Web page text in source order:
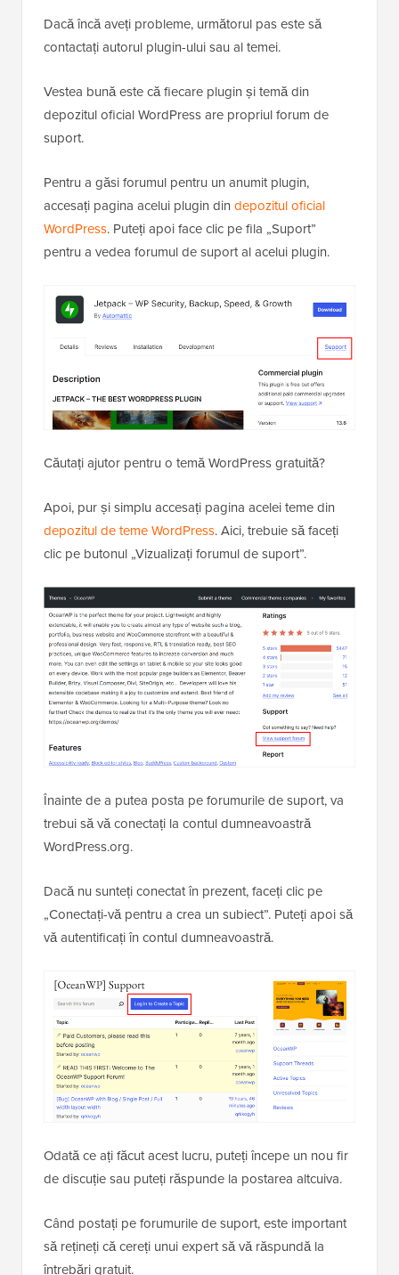
Dacă încă aveți probleme, următorul pas este să
contactați autorul plugin-ului sau al temei.
Vestea bună este că fiecare plugin și temă din
depozitul oficial WordPress are propriul forum de
suport.
Pentru a găsi forumul pentru un anumit plugin,
accesați pagina acelui plugin din depozitul oficial
WordPress. Puteți apoi face clic pe fila „Suport”
pentru a vedea forumul de suport al acelui plugin.
Căutați ajutor pentru o temă WordPress gratuită?
Apoi, pur și simplu accesați pagina acelei teme din
depozitul de teme WordPress. Aici, trebuie să faceți
clic pe butonul „Vizualizați forumul de suport”.
Înainte de a putea posta pe forumurile de suport, va
trebui să vă conectați la contul dumneavoastră
WordPress.org.
Dacă nu sunteți conectat în prezent, faceți clic pe
„Conectați-vă pentru a crea un subiect”. Puteți apoi să
vă autentificați în contul dumneavoastră.
Odată ce ați făcut acest lucru, puteți începe un nou fir
de discuție sau puteți răspunde la postarea altcuiva.
Când postați pe forumurile de suport, este important
să rețineți că cereți unui expert să vă răspundă la
întrebări gratuit.